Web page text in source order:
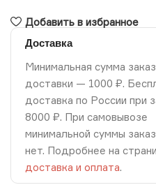
Добавить в избранное
Доставка
Минимальная сумма
доставки — 1000 ₽.
доставка по России при
8000 ₽. При самовывозе
минимальной суммы
нет. Подробнее на
доставка и оплата.